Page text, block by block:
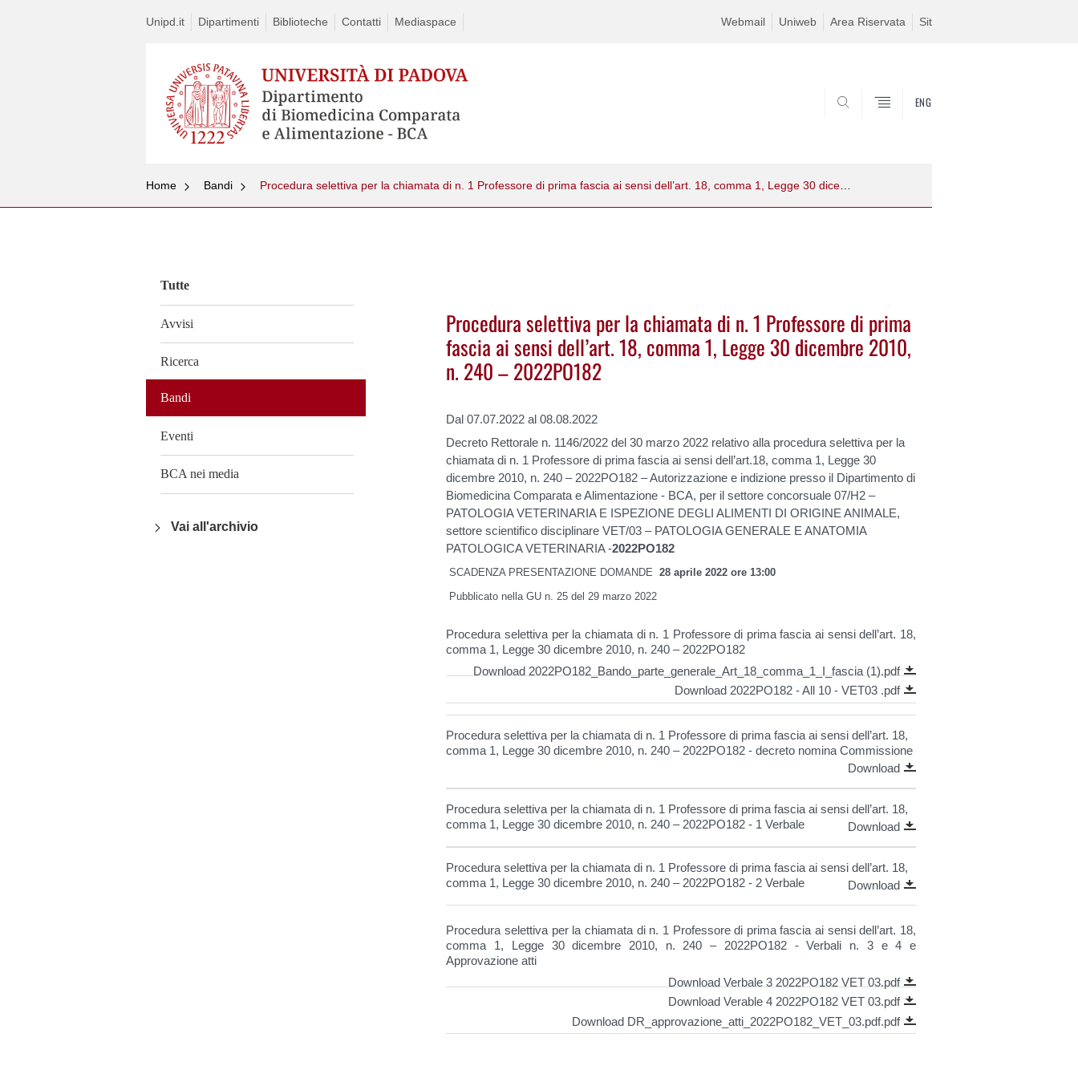
Unipd.it Dipartimenti Biblioteche Contatti Mediaspace Webmail Uniweb Area Riservata Sit
ENG
Home Bandi Procedura selettiva per la chiamata di n. 1 Professore di prima fascia ai sensi dell’art. 18, comma 1, Legge 30 dicembre 2010, n. 240 – 2022PO182
Tutte
Avvisi
Ricerca
Bandi
Eventi
BCA nei media
Vai all'archivio
Procedura selettiva per la chiamata di n. 1 Professore di prima
fascia ai sensi dell’art. 18, comma 1, Legge 30 dicembre 2010,
n. 240 – 2022PO182
Dal 07.07.2022 al 08.08.2022
Decreto Rettorale n. 1146/2022 del 30 marzo 2022 relativo alla procedura selettiva per la
chiamata di n. 1 Professore di prima fascia ai sensi dell’art.18, comma 1, Legge 30
dicembre 2010, n. 240 – 2022PO182 – Autorizzazione e indizione presso il Dipartimento di
Biomedicina Comparata e Alimentazione - BCA, per il settore concorsuale 07/H2 –
PATOLOGIA VETERINARIA E ISPEZIONE DEGLI ALIMENTI DI ORIGINE ANIMALE,
settore scientifico disciplinare VET/03 – PATOLOGIA GENERALE E ANATOMIA
PATOLOGICA VETERINARIA -2022PO182
SCADENZA PRESENTAZIONE DOMANDE28 aprile 2022 ore 13:00
Pubblicato nella GU n. 25 del 29 marzo 2022
Procedura selettiva per la chiamata di n. 1 Professore di prima fascia ai sensi dell’art. 18,
comma 1, Legge 30 dicembre 2010, n. 240 – 2022PO182
Download 2022PO182_Bando_parte_generale_Art_18_comma_1_I_fascia (1).pdf
Download 2022PO182 - All 10 - VET03 .pdf
Procedura selettiva per la chiamata di n. 1 Professore di prima fascia ai sensi dell’art. 18,
comma 1, Legge 30 dicembre 2010, n. 240 – 2022PO182 - decreto nomina Commissione
Download
Procedura selettiva per la chiamata di n. 1 Professore di prima fascia ai sensi dell’art. 18,
comma 1, Legge 30 dicembre 2010, n. 240 – 2022PO182 - 1 Verbale
Download
Procedura selettiva per la chiamata di n. 1 Professore di prima fascia ai sensi dell’art. 18,
comma 1, Legge 30 dicembre 2010, n. 240 – 2022PO182 - 2 Verbale
Download
Procedura selettiva per la chiamata di n. 1 Professore di prima fascia ai sensi dell’art. 18,
comma 1, Legge 30 dicembre 2010, n. 240 – 2022PO182 - Verbali n. 3 e 4 e
Approvazione atti
Download Verbale 3 2022PO182 VET 03.pdf
Download Verable 4 2022PO182 VET 03.pdf
Download DR_approvazione_atti_2022PO182_VET_03.pdf.pdf